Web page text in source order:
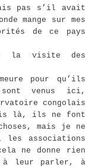
pas s’il avait
mange sur mes
de ce pays
la visite des
pour qu’ils
sont venus ici,
congolais
là, ils ne font
mais je ne
associations
ne donne rien
à leur parler, à